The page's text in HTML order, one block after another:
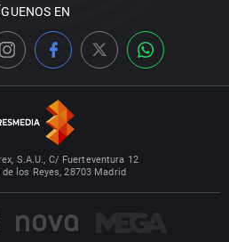
EN
S.A.U., C/ Fuerteventura 12
los Reyes, 28703 Madrid